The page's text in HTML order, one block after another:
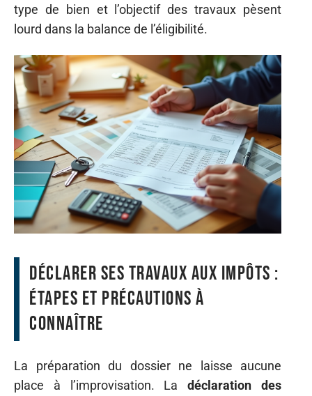
type de bien et l’objectif des travaux pèsent
lourd dans la balance de l’éligibilité.
Déclarer ses travaux aux impôts :
étapes et précautions à
connaître
La préparation du dossier ne laisse aucune
place à l’improvisation. Ladéclaration des